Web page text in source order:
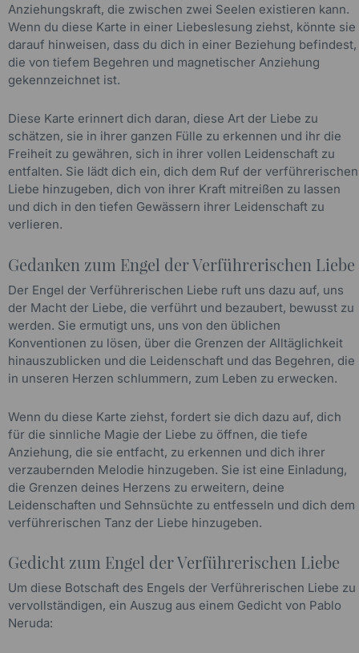
Anziehungskraft, die zwischen zwei Seelen existieren kann.
Wenn du diese Karte in einer Liebeslesung ziehst, könnte sie
darauf hinweisen, dass du dich in einer Beziehung befindest,
die von tiefem Begehren und magnetischer Anziehung
gekennzeichnet ist.
Diese Karte erinnert dich daran, diese Art der Liebe zu
schätzen, sie in ihrer ganzen Fülle zu erkennen und ihr die
Freiheit zu gewähren, sich in ihrer vollen Leidenschaft zu
entfalten. Sie lädt dich ein, dich dem Ruf der verführerischen
Liebe hinzugeben, dich von ihrer Kraft mitreißen zu lassen
und dich in den tiefen Gewässern ihrer Leidenschaft zu
verlieren.
Gedanken zum Engel der Verführerischen Liebe
Der Engel der Verführerischen Liebe ruft uns dazu auf, uns
der Macht der Liebe, die verführt und bezaubert, bewusst zu
werden. Sie ermutigt uns, uns von den üblichen
Konventionen zu lösen, über die Grenzen der Alltäglichkeit
hinauszublicken und die Leidenschaft und das Begehren, die
in unseren Herzen schlummern, zum Leben zu erwecken.
Wenn du diese Karte ziehst, fordert sie dich dazu auf, dich
für die sinnliche Magie der Liebe zu öffnen, die tiefe
Anziehung, die sie entfacht, zu erkennen und dich ihrer
verzaubernden Melodie hinzugeben. Sie ist eine Einladung,
die Grenzen deines Herzens zu erweitern, deine
Leidenschaften und Sehnsüchte zu entfesseln und dich dem
verführerischen Tanz der Liebe hinzugeben.
Gedicht zum Engel der Verführerischen Liebe
Um diese Botschaft des Engels der Verführerischen Liebe zu
vervollständigen, ein Auszug aus einem Gedicht von Pablo
Neruda: